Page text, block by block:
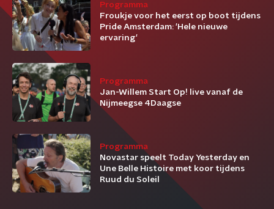
Programma
Froukje voor het eerst op boot tijdens
Pride Amsterdam: 'Hele nieuwe
ervaring'
Programma
Jan-Willem Start Op! live vanaf de
Nijmeegse 4Daagse
Programma
Novastar speelt Today Yesterday en
Une Belle Histoire met koor tijdens
Ruud du Soleil